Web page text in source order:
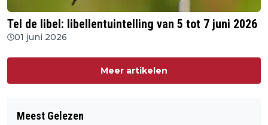
Tel de libel: libellentuintelling van 5 tot 7 juni 2026
01 juni 2026
Meer artikelen
Meest Gelezen